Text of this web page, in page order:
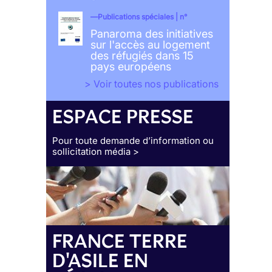
Publications spéciales | n°
Panaroma des initiatives
sur l'accès au logement
des réfugiés dans 15
pays européens
> Voir toutes nos publications
ESPACE PRESSE
Pour toute demande d’information ou
sollicitation média >
FRANCE TERRE
D'ASILE EN